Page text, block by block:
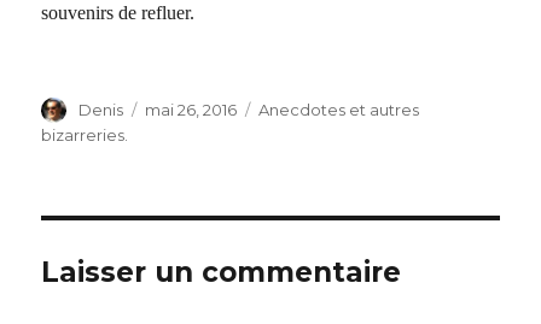
souvenirs de refluer.
Auteur
Denis
Publié
mai 26, 2016 Catégories
Anecdotes et autres
bizarreries.
Laisser un commentaire